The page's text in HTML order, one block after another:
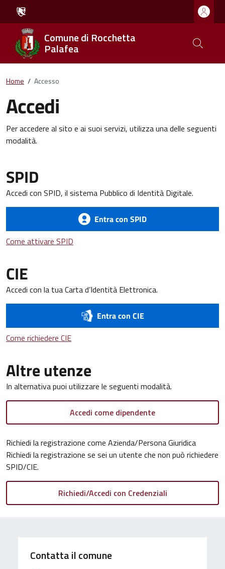
Comune di Rocchetta
Palafea
Home / Accesso
Accedi
Per accedere al sito e ai suoi servizi, utilizza una delle seguenti
modalità.
SPID
Accedi con SPID, il sistema Pubblico di Identità Digitale.
Entra con SPID
Come attivare SPID
CIE
Accedi con la tua Carta d’Identità Elettronica.
Entra con CIE
Come richiedere CIECome richiedere CIE
Altre utenze
In alternativa puoi utilizzare le seguenti modalità.
Accedi come dipendente
Richiedi la registrazione come Azienda/Persona Giuridica
Richiedi la registrazione se sei un utente che non può richiedere
SPID/CIE.
Contatta il comune